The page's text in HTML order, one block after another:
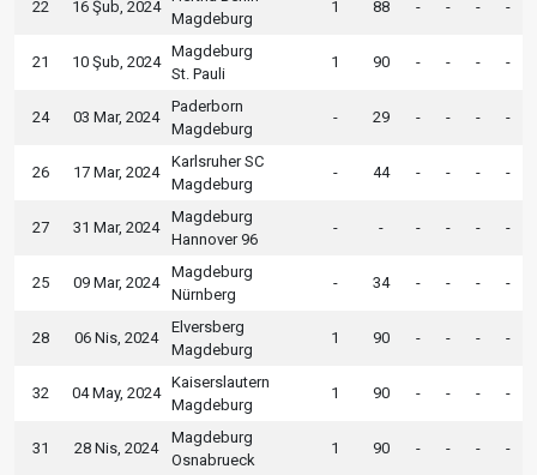
22 16 Şub, 2024
Magdeburg
1 88 - - - -
21 10 Şub, 2024
Magdeburg
St. Pauli
1 90 - - - -
24 03 Mar, 2024
Paderborn
Magdeburg
- 29 - - - -
26 17 Mar, 2024
Karlsruher SC
Magdeburg
- 44 - - - -
27 31 Mar, 2024
Magdeburg
Hannover 96
- - - - - -
25 09 Mar, 2024
Magdeburg
Nürnberg
- 34 - - - -
28 06 Nis, 2024
Elversberg
Magdeburg
1 90 - - - -
32 04 May, 2024
Kaiserslautern
Magdeburg
1 90 - - - -
31 28 Nis, 2024
Magdeburg
Osnabrueck
1 90 - - - -